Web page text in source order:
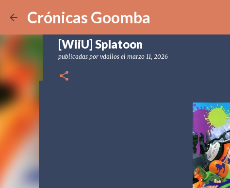
Crónicas Goomba
[POD] CG328 Shadow Labyrinth
[POD] PODCAST
[WiiU] Splatoon
publicadas por vdallos el marzo 11, 2026